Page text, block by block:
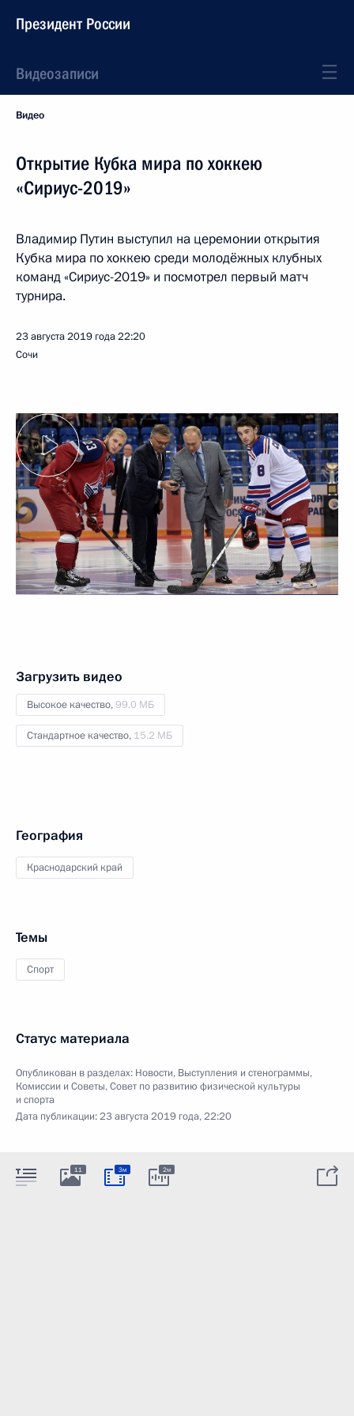
Президент России
Видеозаписи
Видео
Открытие Кубка мира по хоккею
«Сириус-2019»
Владимир Путин выступил на церемонии открытия
Кубка мира по хоккею среди молодёжных клубных
команд «Сириус-2019» и посмотрел первый матч
турнира.
23 августа 2019 года22:20
Сочи
Загрузить видео
Высокое качество,99.0 МБ
Стандартное качество, 15.2 МБ
География
Краснодарский край
Темы
Спорт
Статус материала
Опубликован в разделах: Новости, Выступления и стенограммы,
Комиссии и Советы,Совет по развитию физической культуры
и спорта
Дата публикации:23 августа 2019 года, 22:20
11 3м 2м